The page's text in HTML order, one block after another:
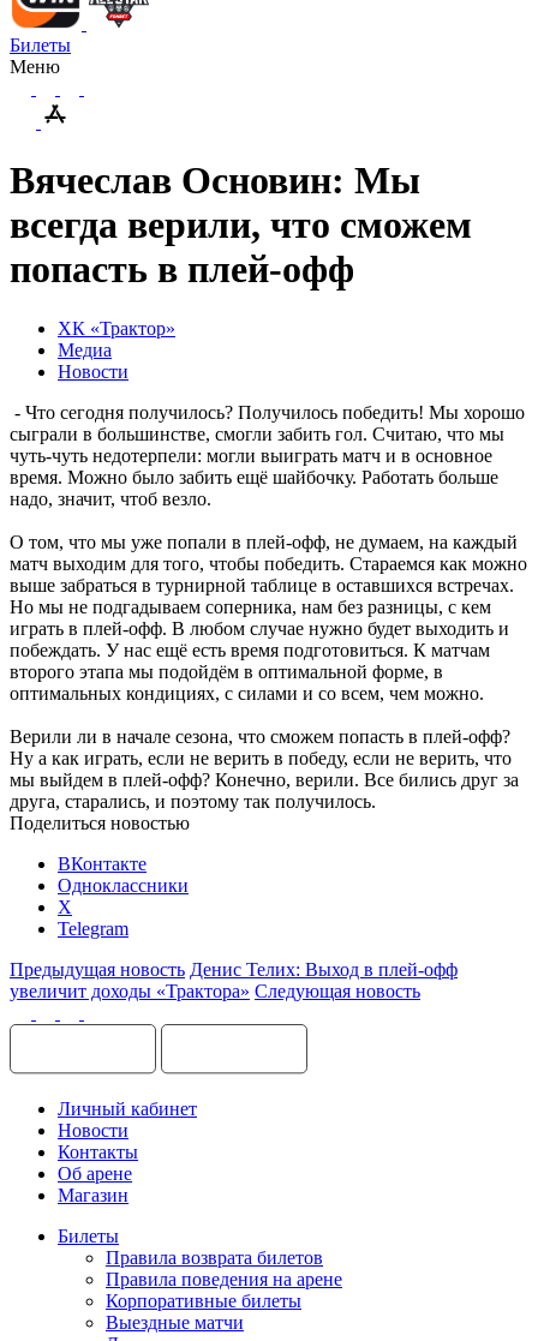
Билеты
Меню
Вячеслав Основин: Мы
всегда верили, что сможем
попасть в плей-офф
ХК «Трактор»
Медиа
Новости
- Что сегодня получилось? Получилось победить! Мы хорошо
сыграли в большинстве, смогли забить гол. Считаю, что мы
чуть-чуть недотерпели: могли выиграть матч и в основное
время. Можно было забить ещё шайбочку. Работать больше
надо, значит, чтоб везло.
О том, что мы уже попали в плей-офф, не думаем, на каждый
матч выходим для того, чтобы победить. Стараемся как можно
выше забраться в турнирной таблице в оставшихся встречах.
Но мы не подгадываем соперника, нам без разницы, с кем
играть в плей-офф. В любом случае нужно будет выходить и
побеждать. У нас ещё есть время подготовиться. К матчам
второго этапа мы подойдём в оптимальной форме, в
оптимальных кондициях, с силами и со всем, чем можно.
Верили ли в начале сезона, что сможем попасть в плей-офф?
Ну а как играть, если не верить в победу, если не верить, что
мы выйдем в плей-офф? Конечно, верили. Все бились друг за
друга, старались, и поэтому так получилось.
Поделиться новостью
ВКонтакте
Одноклассники
X
Telegram
Предыдущая новость Денис Телих: Выход в плей-офф
увеличит доходы «Трактора» Следующая новость
Личный кабинет
Новости
Контакты
Об арене
Магазин
Билеты
Правила возврата билетов
Правила поведения на арене
Корпоративные билеты
Выездные матчи